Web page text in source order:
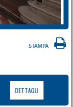
STAMPA
DETTAGLI